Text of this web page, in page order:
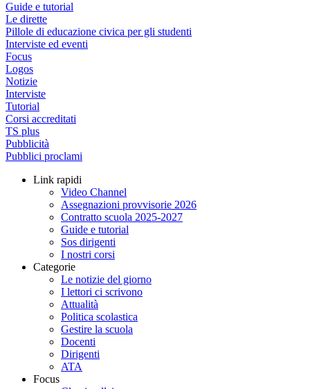
Guide e tutorial
Le dirette
Pillole di educazione civica per gli studenti
Interviste ed eventi
Focus
Logos
Notizie
Interviste
Tutorial
Corsi accreditati
TS plus
Pubblicità
Pubblici proclami
Link rapidi
Video Channel
Assegnazioni provvisorie 2026
Contratto scuola 2025-2027
Guide e tutorial
Sos dirigenti
I nostri corsi
Categorie
Le notizie del giorno
I lettori ci scrivono
Attualità
Politica scolastica
Gestire la scuola
Docenti
Dirigenti
ATA
Focus